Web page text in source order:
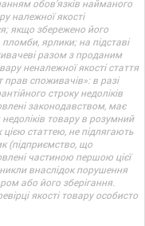
обов’язків найманого
належної якості
якщо збережено його
ярлики; на підставі
разом з проданим
неналежної якості стаття
прав споживачів»: в разі
строку недоліків
законодавством, має
товару в розумний
статтею, не підлягають
(підприємство, що
частиною першою цієї
внаслідок порушення
або його зберігання.
якості товару особисто